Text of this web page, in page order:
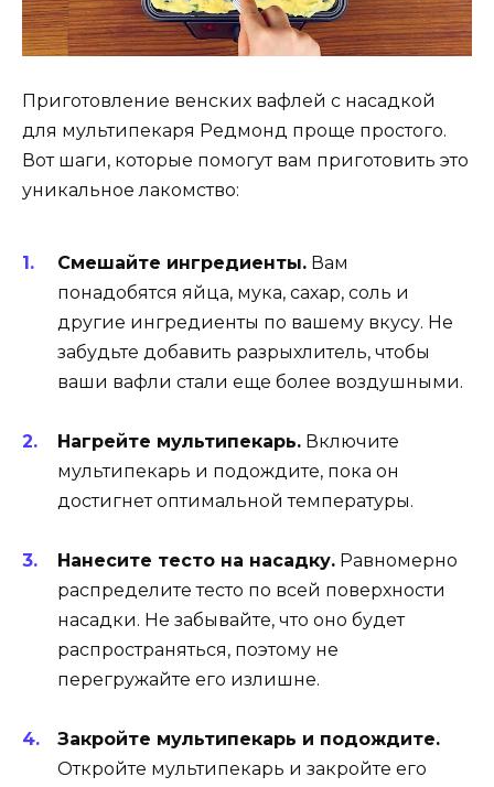
Приготовление венских вафлей с насадкой
для мультипекаря Редмонд проще простого.
Вот шаги, которые помогут вам приготовить это
уникальное лакомство:
Смешайте ингредиенты. Вам
понадобятся яйца, мука, сахар, соль и
другие ингредиенты по вашему вкусу. Не
забудьте добавить разрыхлитель, чтобы
ваши вафли стали еще более воздушными.
Нагрейте мультипекарь. Включите
мультипекарь и подождите, пока он
достигнет оптимальной температуры.
Нанесите тесто на насадку. Равномерно
распределите тесто по всей поверхности
насадки. Не забывайте, что оно будет
распространяться, поэтому не
перегружайте его излишне.
Закройте мультипекарь и подождите.
Откройте мультипекарь и закройте его